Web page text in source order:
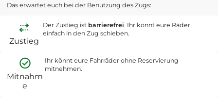
Das erwartet euch bei der Benutzung des Zugs:
Zustieg
Der Zustieg ist barrierefrei. Ihr könnt eure Räder
einfach in den Zug schieben.
Mitnahm
e
Ihr könnt eure Fahrräder ohne Reservierung
mitnehmen.